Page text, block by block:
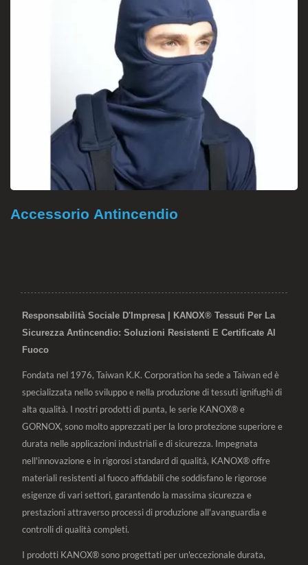
Accessorio Antincendio
Responsabilità Sociale D'Impresa | KANOX® Tessuti Per La
Sicurezza Antincendio: Soluzioni Resistenti E Certificate Al
Fuoco
Fondata nel 1976, Taiwan K.K. Corporation ha sede a Taiwan ed è
specializzata nello sviluppo e nella produzione di tessuti ignifughi di
alta qualità. I nostri prodotti di punta, le serie KANOX® e
GORNOX, sono molto apprezzati per la loro protezione superiore e
durata nelle applicazioni industriali e di sicurezza. Impegnata
nell'innovazione e in rigorosi standard di qualità, KANOX® offre
materiali resistenti al fuoco affidabili che soddisfano le rigorose
esigenze di vari settori, garantendo la massima sicurezza e
prestazioni attraverso processi di produzione all'avanguardia e
controlli di qualità completi.
I prodotti KANOX® sono progettati per un'eccezionale durata,